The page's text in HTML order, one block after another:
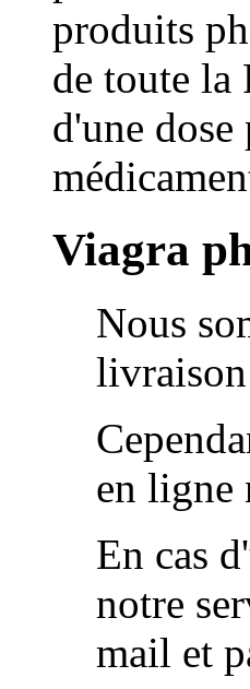
produits
de toute la
d'une
Viagra
Nous
en ligne
En cas
notre
mail et